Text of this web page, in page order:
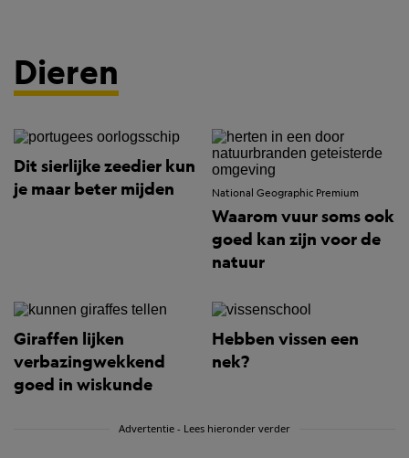
Dieren
Dit sierlijke zeedier kun
je maar beter mijden
National Geographic Premium
Waarom vuur soms ook
goed kan zijn voor de
natuur
Giraffen lijken
verbazingwekkend
goed in wiskunde
Hebben vissen een
nek?
Advertentie - Lees hieronder verder